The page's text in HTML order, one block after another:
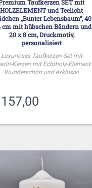
Taufkerzen SET mit
HOLZELEMENT und Teelicht
„Bunter Lebensbaum“, 40
cm mit hübschen Bändern und
20 x 8 cm, Druckmotiv,
personalisiert
Luxuriöses Taufkerzen-Set mit
Kerzen mit Echtholz-Element.
Wunderschön und exklusiv!
157,00